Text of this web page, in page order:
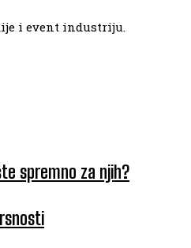
i event industriju.
spremno za njih?